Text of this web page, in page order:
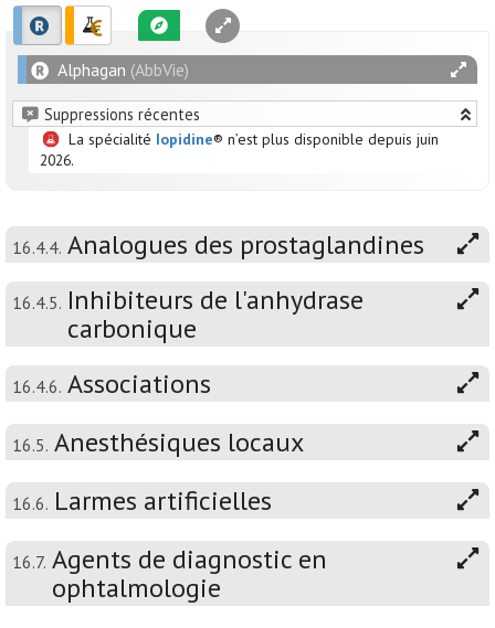
Alphagan (AbbVie)
Suppressions récentes
La spécialité Iopidine® n’est plus disponible depuis juin
2026.
16.4.4. Analogues des prostaglandines
16.4.5. Inhibiteurs de l'anhydrase
carbonique
16.4.6. Associations
16.5. Anesthésiques locaux
16.6. Larmes artificielles
16.7. Agents de diagnostic en
ophtalmologie